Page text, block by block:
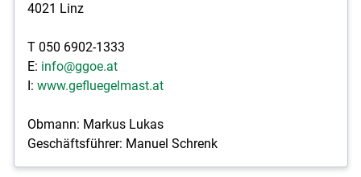
4021 Linz
T 050 6902-1333
E: info@ggoe.at
I: www.gefluegelmast.at
Obmann: Markus Lukas
Geschäftsführer: Manuel Schrenk